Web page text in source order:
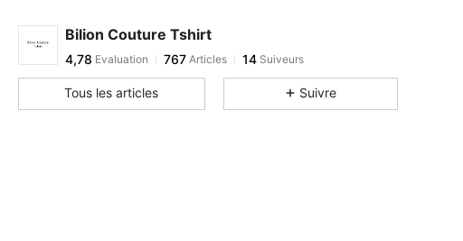
Bilion Couture Tshirt
4,78 Evaluation 767 Articles 14 Suiveurs
Tous les articles Suivre